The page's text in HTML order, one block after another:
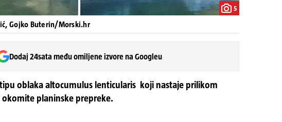
5
Gojko Buterin/Morski.hr
Dodaj 24sata među omiljene izvore na Googleu
oblaka altocumulus lenticularis koji nastaje prilikom
planinske prepreke.